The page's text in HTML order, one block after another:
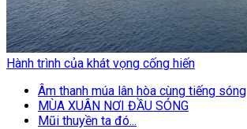
Hành trình của khát vọng cống hiến
Âm thanh múa lân hòa cùng tiếng sóng
MÙA XUÂN NƠI ĐẦU SÓNG
Mũi thuyền ta đó...